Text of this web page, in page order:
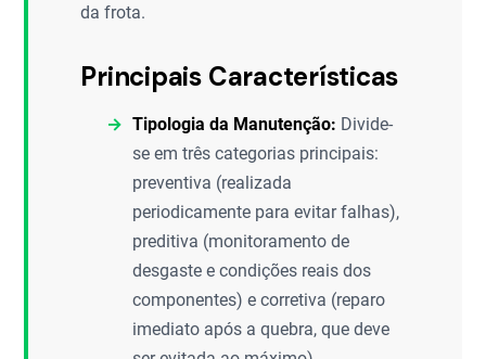
da frota.
Principais Características
Tipologia da Manutenção: Divide-
se em três categorias principais:
preventiva (realizada
periodicamente para evitar falhas),
preditiva (monitoramento de
desgaste e condições reais dos
componentes) e corretiva (reparo
imediato após a quebra, que deve